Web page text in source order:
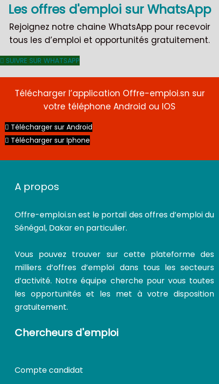
Les offres d'emploi sur WhatsApp
Rejoignez notre chaine WhatsApp pour recevoir
tous les d’emploi et opportunités gratuitement.
SUIVRE SUR WHATSAPP
Télécharger l’application Offre-emploi.sn sur
votre téléphone Android ou IOS
Télécharger sur Android
Télécharger sur Iphone
A propos
Offre-emploi.snest le portail des offres d’emploi du
Sénégal, Dakar en particulier.
Vous pouvez trouver sur cette plateforme des
milliers d’offres d’emploi dans tous les secteurs
d’activité. Notre équipe cherche pour vous toutes
les opportunités et les met à votre disposition
gratuitement.
Chercheurs d'emploi
Compte candidat